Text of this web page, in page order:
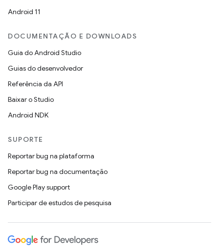
Android 11
DOCUMENTAÇÃO E DOWNLOADS
Guia do Android Studio
Guias do desenvolvedor
Referência da API
Baixar o Studio
Android NDK
SUPORTE
Reportar bug na plataforma
Reportar bug na documentação
Google Play support
Participar de estudos de pesquisa